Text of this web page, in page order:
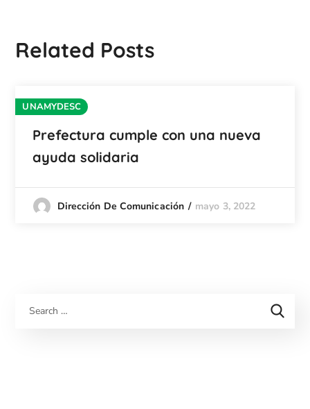
Related Posts
UNAMYDESC
Prefectura cumple con una nueva
ayuda solidaria
Dirección De Comunicación mayo 3, 2022